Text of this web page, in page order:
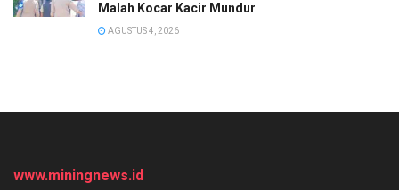
Malah Kocar Kacir Mundur
AGUSTUS 4, 2026
www.miningnews.id